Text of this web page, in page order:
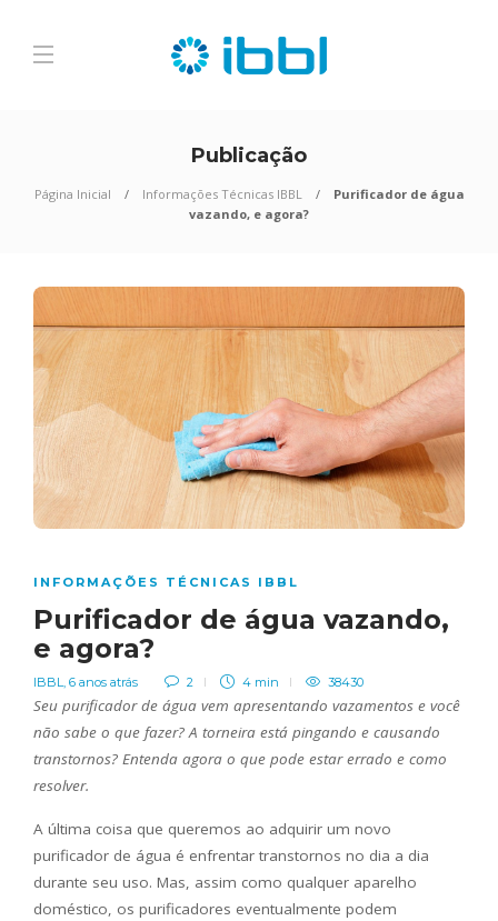
Publicação
Página Inicial Informações Técnicas IBBL
Purificador de água
vazando, e agora?
INFORMAÇÕES TÉCNICAS IBBL
Purificador de água vazando,
e agora?
IBBL, 6 anos atrás 2 4 min 38430
Seu purificador de água vem apresentando vazamentos e você
não sabe o que fazer? A torneira está pingando e causando
transtornos? Entenda agora o que pode estar errado e como
resolver.
A última coisa que queremos ao adquirir um novo
purificador de água é enfrentar transtornos no dia a dia
durante seu uso. Mas, assim como qualquer aparelho
doméstico, os purificadores eventualmente podem